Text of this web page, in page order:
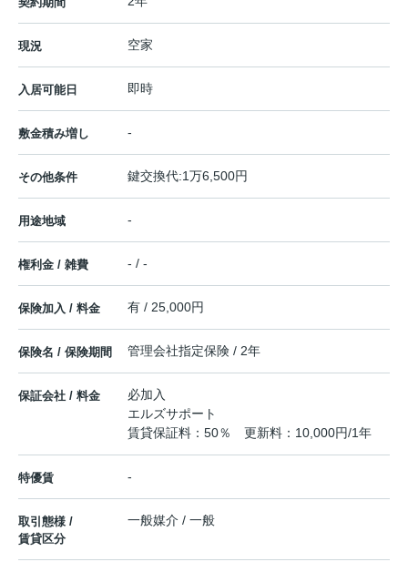
現況 空家
入居可能日 即時
敷金積み増し -
その他条件 鍵交換代:1万6,500円
用途地域 -
権利金 / 雑費 - / -
保険加入 / 料金 有 / 25,000円
保険名 / 保険期間 管理会社指定保険 / 2年
保証会社 / 料金
必加入
エルズサポート
賃貸保証料：50％ 更新料：10,000円/1年
特優賃 -
取引態様 /
賃貸区分
一般媒介 / 一般